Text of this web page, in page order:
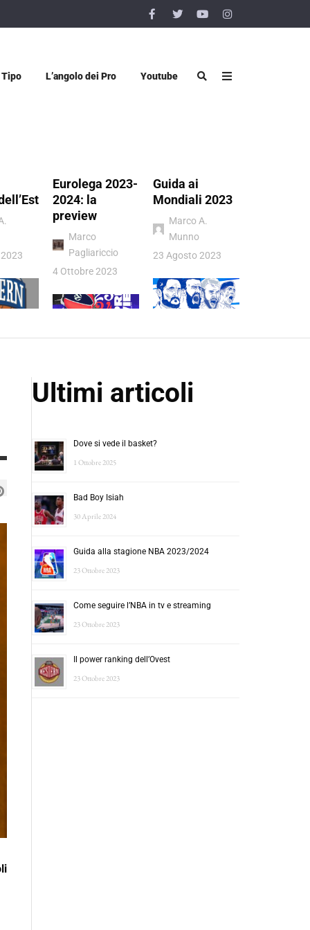
L’angolo dei Pro Youtube
Eurolega 2023-
2024: la
preview
Marco
Pagliariccio
4 Ottobre 2023
Guida ai
Mondiali 2023
Marco A.
Munno
23 Agosto 2023
Ultimi articoli
Dove si vede il basket?
1 Ottobre 2025
Bad Boy Isiah
30 Aprile 2024
Guida alla stagione NBA 2023/2024
23 Ottobre 2023
Come seguire l’NBA in tv e streaming
23 Ottobre 2023
Il power ranking dell’Ovest
23 Ottobre 2023